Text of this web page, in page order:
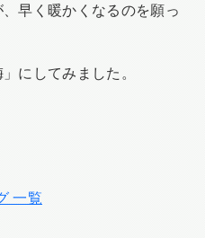
早く暖かくなるのを願っ
にしてみました。
一覧